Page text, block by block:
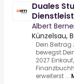
Duales
(w/m/d)
Albert
Künzelsau,
Dein Beitrag
erweiterst ...